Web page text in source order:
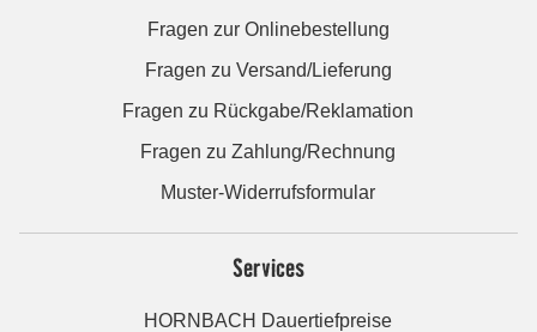
Fragen zur Onlinebestellung
Fragen zu Versand/Lieferung
Fragen zu Rückgabe/Reklamation
Fragen zu Zahlung/Rechnung
Muster-Widerrufsformular
Services
HORNBACH Dauertiefpreise